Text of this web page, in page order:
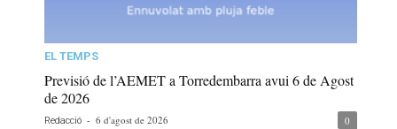
EL TEMPS
Previsió de l’AEMET a Torredembarra avui 6 de Agost
de 2026
Redacció - 6 d'agost de 2026 0